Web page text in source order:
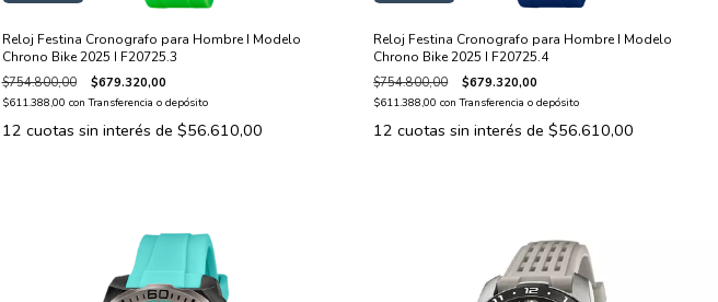
Reloj Festina Cronografo para Hombre I Modelo
Chrono Bike 2025 I F20725.3
$754.800,00 $679.320,00
$611.388,00 con Transferencia o depósito
12 cuotas sin interés de $56.610,00
Reloj Festina Cronografo para Hombre I Modelo
Chrono Bike 2025 I F20725.4
$754.800,00 $679.320,00
$611.388,00con Transferencia o depósito
12 cuotas sin interés de$56.610,00